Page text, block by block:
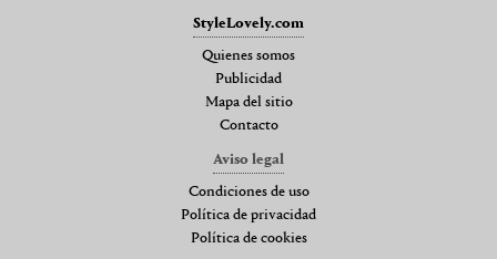
StyleLovely.com
Quienes somos
Publicidad
Mapa del sitio
Contacto
Aviso legal
Condiciones de uso
Política de privacidad
Política de cookies